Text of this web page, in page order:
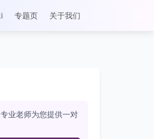
专题页 关于我们
业老师为您提供一对